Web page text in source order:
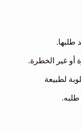
طلبها.
أو غير الخطرة.
لطبيعة
طلبه.